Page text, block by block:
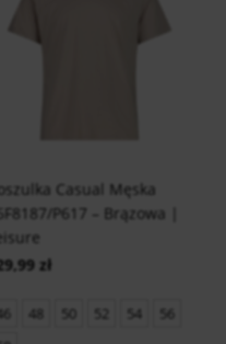
Casual Męska
P617 – Brązowa |
zł
48 50 52 54
56